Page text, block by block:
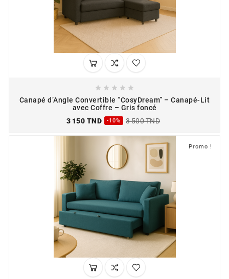
    
Canapé d’Angle Convertible “CosyDream” – Canapé-Lit
avec Coffre – Gris foncé
3 150 TND
-10% 3 500 TND
Promo !